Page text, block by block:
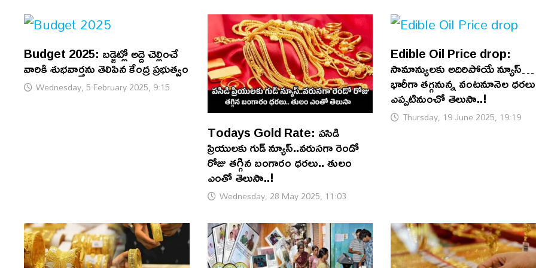
Budget 2025: బడ్జెట్లో అద్దె చెల్లించే
వారికి శుభవార్తను తెలిపిన కేంద్ర ప్రభుత్వం
Wednesday, 5 February 2025, 9:15
Todays Gold Rate: పసిడి
ప్రియులకు గుడ్ న్యూస్..వరుసగా రెండో
రోజు తగ్గిన బంగారం ధరలు.. తులం
ఎంతో తెలుసా..!
Wednesday, 28 May 2025, 11:03
Edible Oil Price drop:
సామాన్యులకు అదిరిపోయే న్యూస్…
భారీగా తగ్గనున్న వంటనూనెల
ఎప్పటినుంచో తెలుసా..!
Thursday, 19 June 2025, 19:19